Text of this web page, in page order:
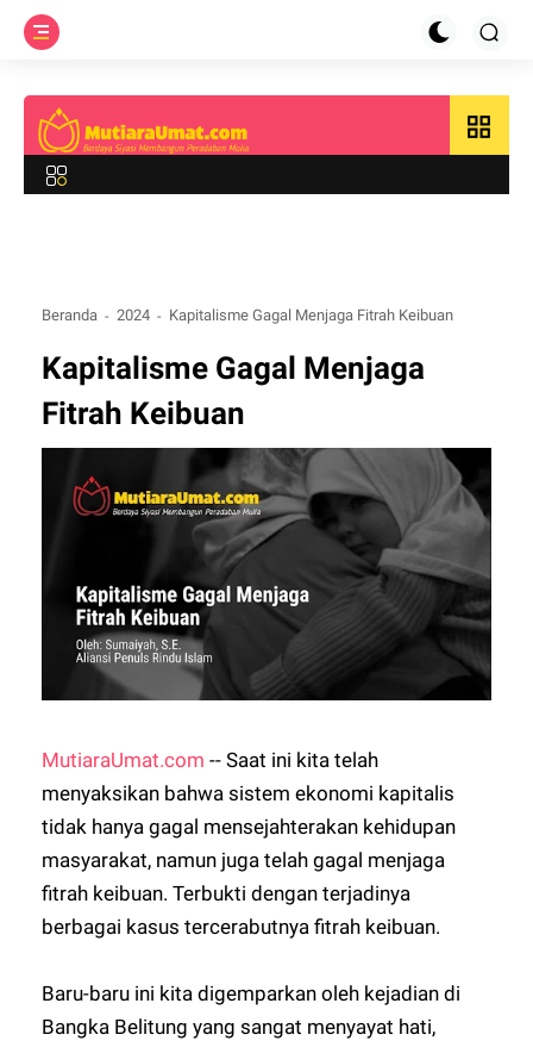
grid_view
Beranda 2024 Kapitalisme Gagal Menjaga Fitrah Keibuan
Kapitalisme Gagal Menjaga
Fitrah Keibuan
MutiaraUmat.com -- Saat ini kita telah
menyaksikan bahwa sistem ekonomi kapitalis
tidak hanya gagal mensejahterakan kehidupan
masyarakat, namun juga telah gagal menjaga
fitrah keibuan. Terbukti dengan terjadinya
berbagai kasus tercerabutnya fitrah keibuan.
Baru-baru ini kita digemparkan oleh kejadian di
Bangka Belitung yang sangat menyayat hati,